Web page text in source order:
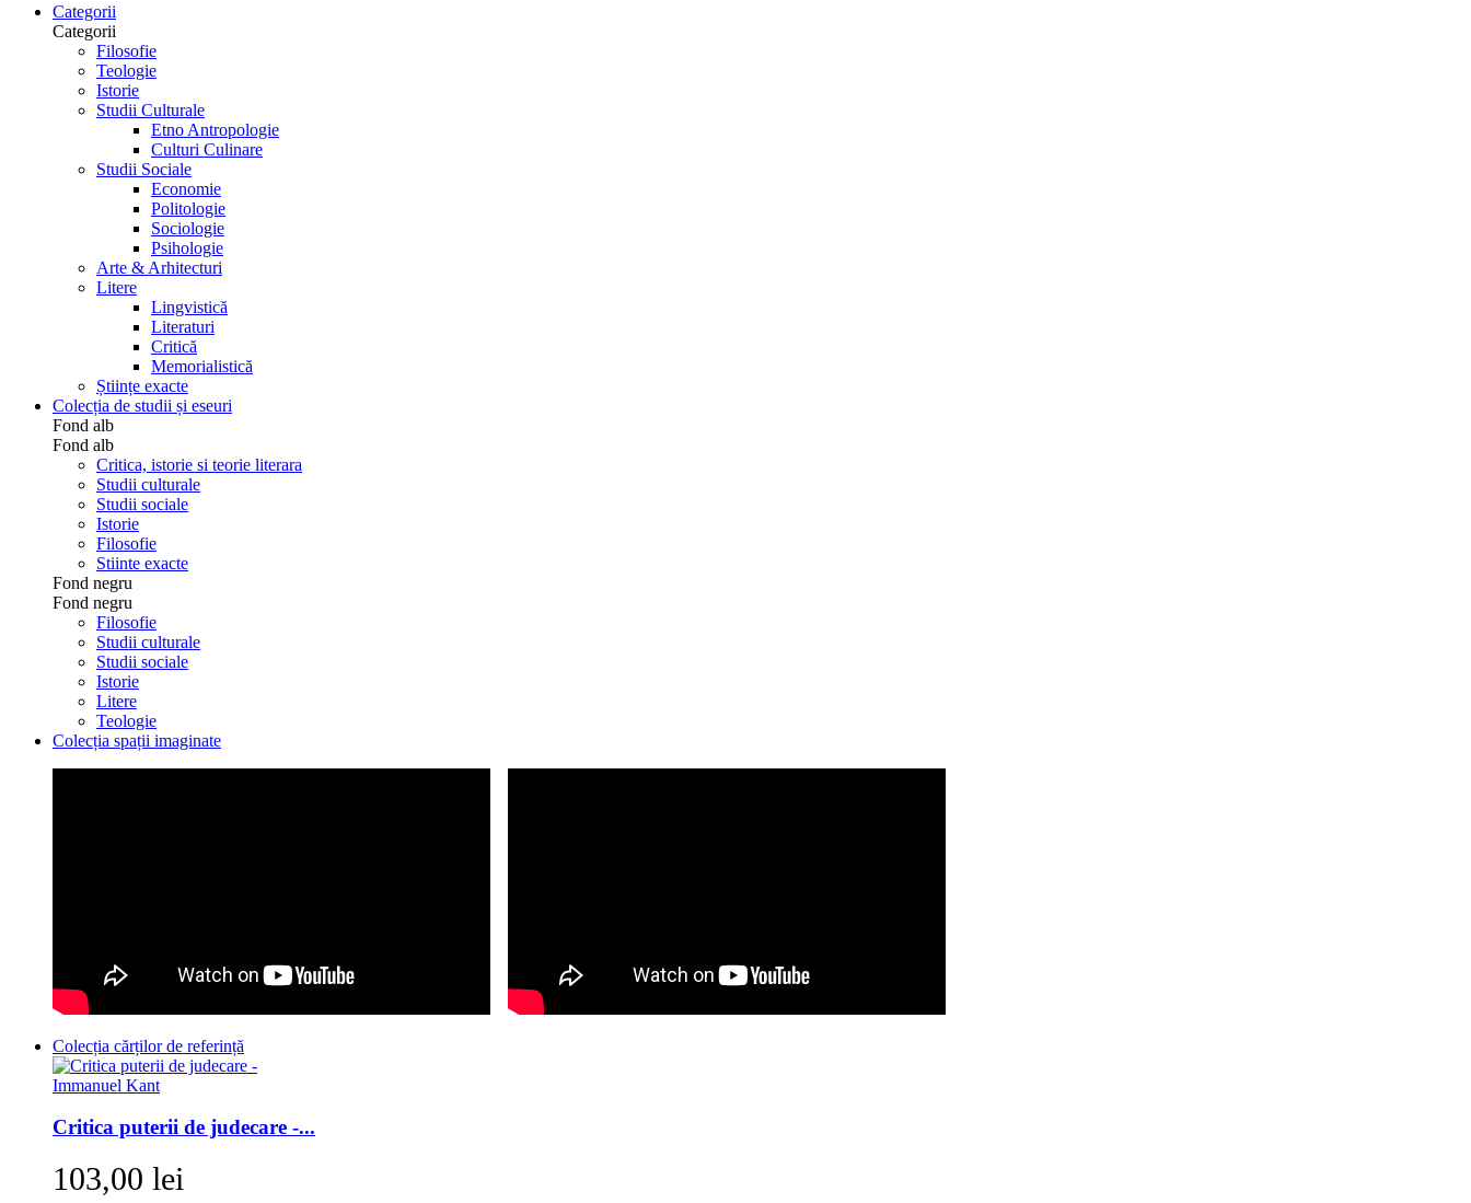
Categorii
Categorii
Filosofie
Teologie
Istorie
Studii Culturale
Etno Antropologie
Culturi Culinare
Studii Sociale
Economie
Politologie
Sociologie
Psihologie
Arte & Arhitecturi
Litere
Lingvistică
Literaturi
Critică
Memorialistică
Științe exacte
Colecția de studii și eseuri
Fond alb
Fond alb
Critica, istorie si teorie literara
Studii culturale
Studii sociale
Istorie
Filosofie
Stiinte exacte
Fond negru
Fond negru
Filosofie
Studii culturale
Studii sociale
Istorie
Litere
Teologie
Colecția spații imaginate
Colecția cărților de referință
Critica puterii de judecare -...
103,00 lei